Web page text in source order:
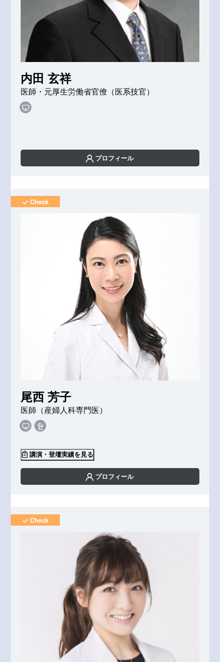
内田 玄祥
医師・元厚生労働省官僚（医系技官）
プロフィール
尾西 芳子
医師（産婦人科専門医）
講演・登壇実績を見る
プロフィール
Check
Check